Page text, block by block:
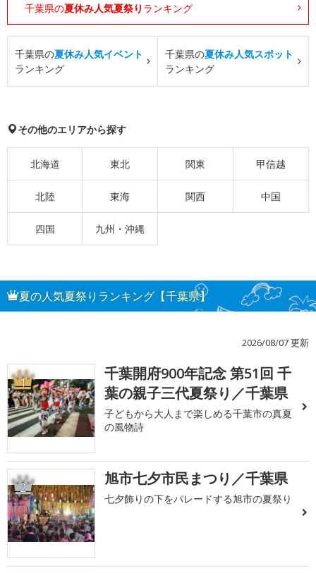
千葉県の夏休み人気夏祭り ランキング
千葉県の夏休み人気イベント
ランキング
千葉県の夏休み人気スポット
ランキング
その他のエリアから探す
北海道 東北 関東 甲信越
北陸 東海 関西 中国
四国 九州・沖縄
夏の人気夏祭りランキング【千葉県】
2026/08/07 更新
1
千葉開府900年記念 第51回 千
葉の親子三代夏祭り／千葉県
子どもから大人まで楽しめる千葉市の真夏
の風物詩
2 旭市七夕市民まつり／千葉県
七夕飾りの下をパレードする旭市の夏祭り